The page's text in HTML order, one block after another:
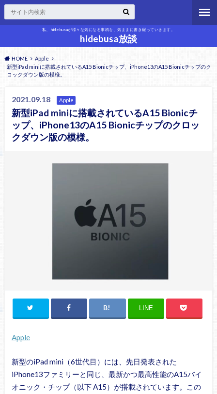
私、hidebusaが様々な気になる事柄を、気ままに書き綴っていきます。
hidebusa放談
HOME
Apple
新型iPad miniに搭載されているA15 Bionicチップ、iPhone13のA15 Bionicチップのク
ロックダウン版の模様。
2021.09.18 Apple
新型iPad miniに搭載されているA15 Bionicチ
ップ、iPhone13のA15 Bionicチップのクロッ
クダウン版の模様。
LINE
Apple
新型のiPad mini（6世代目）には、先日発表された
iPhone13ファミリーと同じ、最新かつ最高性能のA15バイ
オニック・チップ（以下 A15）が搭載されています。この